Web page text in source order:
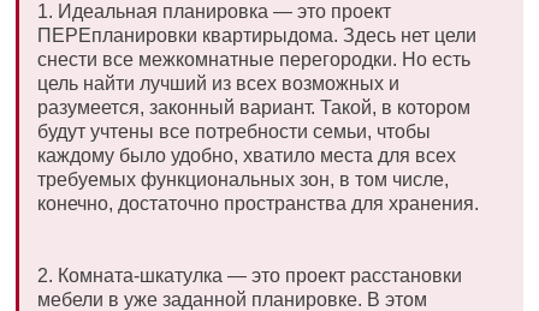
1. Идеальная планировка — это проект
ПЕРЕпланировки квартирыдома. Здесь нет цели
снести все межкомнатные перегородки. Но есть
цель найти лучший из всех возможных и
разумеется, законный вариант. Такой, в котором
будут учтены все потребности семьи, чтобы
каждому было удобно, хватило места для всех
требуемых функциональных зон, в том числе,
конечно, достаточно пространства для хранения.
2. Комната-шкатулка — это проект расстановки
мебели в уже заданной планировке. В этом